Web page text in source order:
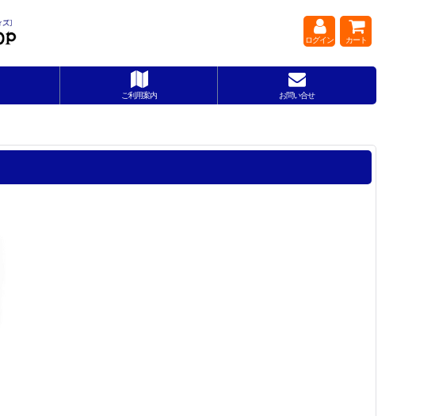
ログイン カート
ご利用案内 お問い合せ